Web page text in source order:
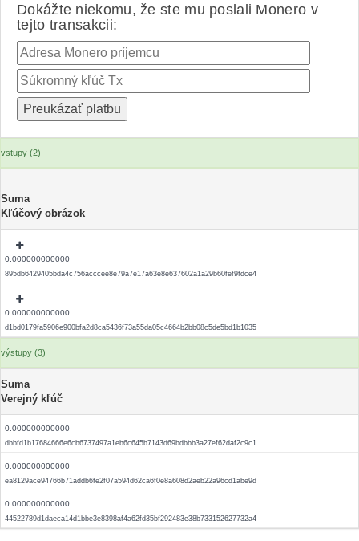
Dokážte niekomu, že ste mu poslali Monero v
tejto transakcii:
vstupy (2)
Suma
Kľúčový obrázok
0.000000000000
895db6429405bda4c756acccee8e79a7e17a63e8e637602a1a29b60fef9fdce4
0.000000000000
d1bd0179fa5906e900bfa2d8ca5436f73a55da05c4664b2bb08c5de5bd1b1035
výstupy (3)
Suma
Verejný kľúč
0.000000000000
dbbfd1b17684666e6cb6737497a1eb6c645b7143d69bdbbb3a27ef62daf2c9c1
0.000000000000
ea8129ace94766b71addb6fe2f07a594d62ca6f0e8a608d2aeb22a96cd1abe9d
0.000000000000
44522789d1daeca14d1bbe3e8398af4a62fd35bf292483e38b733152627732a4